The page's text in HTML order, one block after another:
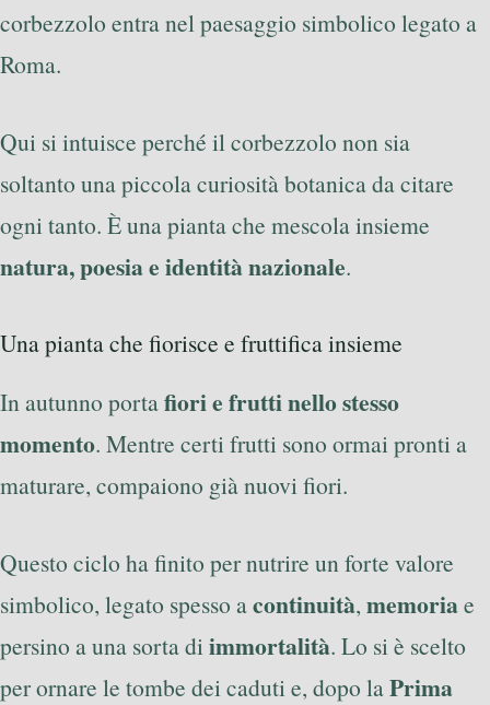
corbezzolo entra nel paesaggio simbolico legato a
Roma.
Qui si intuisce perché il corbezzolo non sia
soltanto una piccola curiosità botanica da citare
ogni tanto. È una pianta che mescola insieme
natura, poesia e identità nazionale.
Una pianta che fiorisce e fruttifica insieme
In autunno portafiori e frutti nello stesso
momento. Mentre certi frutti sono ormai pronti a
maturare, compaiono già nuovi fiori.
Questo ciclo ha finito per nutrire un forte valore
simbolico, legato spesso acontinuità, memoriae
persino a una sorta di immortalità. Lo si è scelto
per ornare le tombe dei caduti e, dopo laPrima